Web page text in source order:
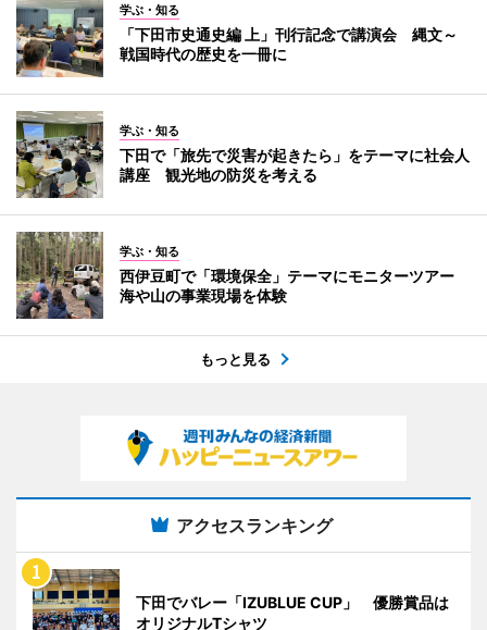
学ぶ・知る
「下田市史通史編 上」刊行記念で講演会 縄文～
戦国時代の歴史を一冊に
学ぶ・知る
下田で「旅先で災害が起きたら」をテーマに社会人
講座 観光地の防災を考える
学ぶ・知る
西伊豆町で「環境保全」テーマにモニターツアー
海や山の事業現場を体験
もっと見る
アクセスランキング
下田でバレー「IZUBLUE CUP」 優勝賞品は
オリジナルTシャツ